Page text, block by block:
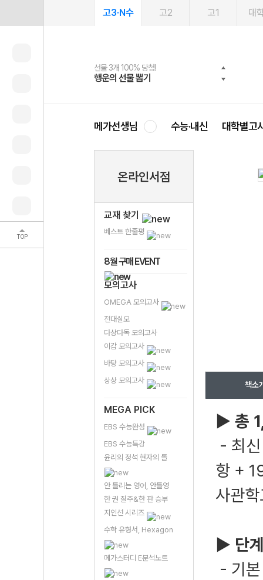
TOP
고3·N수 고2 고1 대
선물 3개 100% 당첨!
행운의 선물 뽑기
선물 100% 증정!
메가스터디 X 올리브
여름방학 스터디 캐시백
메가런 썸머스쿨
2027 러셀 단과
강사 공개선발
스마트러닝앱
설문 EVENT
메가패스
3일 무료 체험권
메가패스 수강생 무료혜택!
메가클럽 멤버십
사회공헌 캠페인
희망이룸 메가나눔
메가선생님 수능·내신 대학별고
온라인서점
교재 찾기
베스트 한줄평
8월 구매 EVENT
모의고사
OMEGA 모의고사
전대실모
다상다독 모의고사
이감 모의고사
바탕 모의고사
상상 모의고사
MEGA PICK
EBS 수능완성
EBS 수능특강
윤리의 정석 현자의 돌
안 틀리는 영어, 안틀영
한 권 질주&한 판 승부
지인선 시리즈
수학 유형서, Hexagon
메가스터디 E분석노트
책소
▶ 총
- 최
항 +
사관
▶ 단
- 기